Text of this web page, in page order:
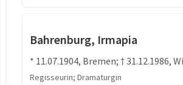
Bahrenburg, Irmapia
* 11.07.1904, Bremen; † 31.12.1986,
Regisseurin; Dramaturgin